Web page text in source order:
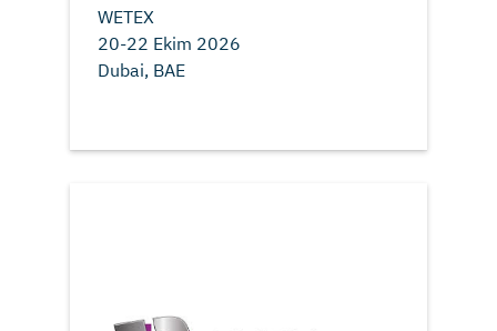
WETEX
20-22 Ekim 2026
Dubai, BAE